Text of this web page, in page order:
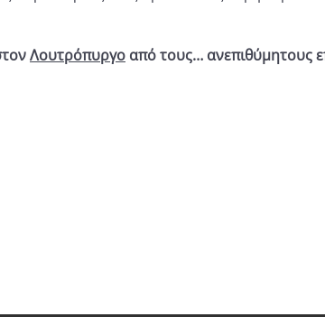
Λουτρόπυργο από τους… ανεπιθύμητους